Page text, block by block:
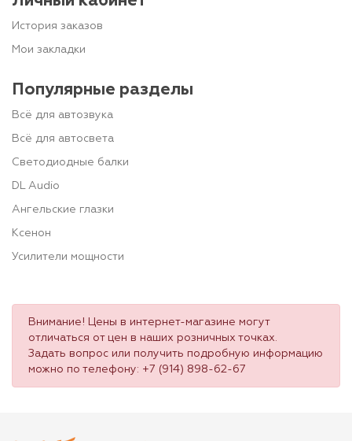
История заказов
Мои закладки
Популярные разделы
Всё для автозвука
Всё для автосвета
Светодиодные балки
DL Audio
Ангельские глазки
Ксенон
Усилители мощности
Внимание! Цены в интернет-магазине могут
отличаться от цен в наших розничных точках.
Задать вопрос или получить подробную информацию
можно по телефону: +7 (914) 898-62-67